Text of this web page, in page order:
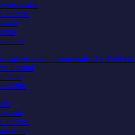
necesidad
defensa
previstas en los numerales 2 y 4 del
la penal
Ictus
delito
defensa
penal